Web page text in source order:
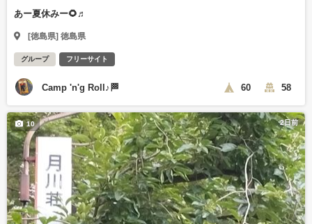
あー夏休みー🌻♬
[徳島県] 徳島県
グループ フリーサイト
Camp 'n'g Roll♪🏁 60 58
2日前
10